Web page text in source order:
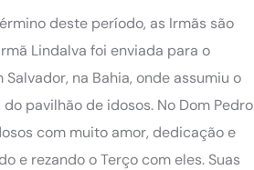
deste período, as Irmãs são
Lindalva foi enviada para o
Salvador, na Bahia, onde assumiu o
pavilhão de idosos. No Dom Pedro
com muito amor, dedicação e
e rezando o Terço com eles. Suas